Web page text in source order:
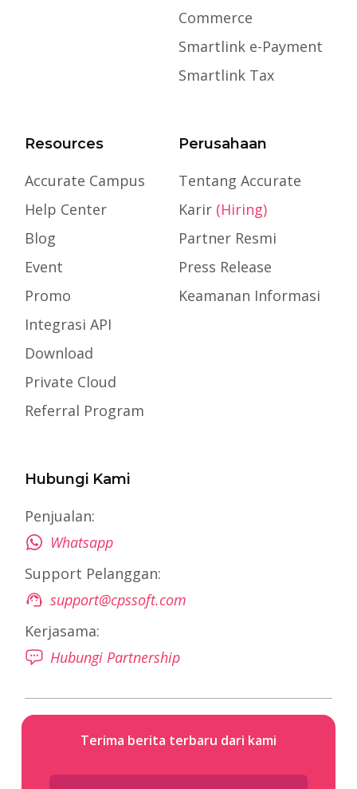
Commerce
Smartlink e-Payment
Smartlink Tax
Resources
Accurate Campus
Help Center
Blog
Event
Promo
Integrasi API
Download
Private Cloud
Referral Program
Perusahaan
Tentang Accurate
Karir (Hiring)
Partner Resmi
Press Release
Keamanan Informasi
Hubungi Kami
Penjualan:
Whatsapp
Support Pelanggan:
support@cpssoft.com
Kerjasama:
Hubungi Partnership
Terima berita terbaru dari kami